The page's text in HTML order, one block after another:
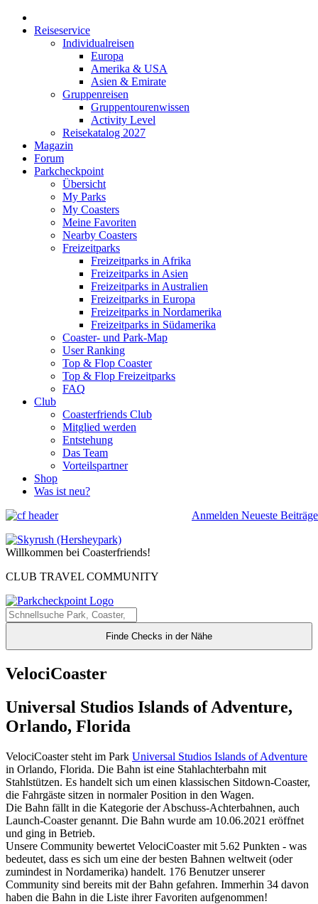
Reiseservice
Individualreisen
Europa
Amerika & USA
Asien & Emirate
Gruppenreisen
Gruppentourenwissen
Activity Level
Reisekatalog 2027
Magazin
Forum
Parkcheckpoint
Übersicht
My Parks
My Coasters
Meine Favoriten
Nearby Coasters
Freizeitparks
Freizeitparks in Afrika
Freizeitparks in Asien
Freizeitparks in Australien
Freizeitparks in Europa
Freizeitparks in Nordamerika
Freizeitparks in Südamerika
Coaster- und Park-Map
User Ranking
Top & Flop Coaster
Top & Flop Freizeitparks
FAQ
Club
Coasterfriends Club
Mitglied werden
Entstehung
Das Team
Vorteilspartner
Shop
Was ist neu?
Anmelden Neueste Beiträge
Willkommen bei Coasterfriends!
CLUB TRAVEL COMMUNITY
Finde Checks in der Nähe
VelociCoaster
Universal Studios Islands of Adventure,
Orlando, Florida
VelociCoaster steht im Park Universal Studios Islands of Adventure
in Orlando, Florida. Die Bahn ist eine Stahlachterbahn mit
Stahlstützen. Es handelt sich um einen klassischen Sitdown-Coaster,
die Fahrgäste sitzen in normaler Position in den Wagen.
Die Bahn fällt in die Kategorie der Abschuss-Achterbahnen, auch
Launch-Coaster genannt. Die Bahn wurde am 10.06.2021 eröffnet
und ging in Betrieb.
Unsere Community bewertet VelociCoaster mit 5.62 Punkten - was
bedeutet, dass es sich um eine der besten Bahnen weltweit (oder
zumindest in Nordamerika) handelt. 176 Benutzer unserer
Community sind bereits mit der Bahn gefahren. Immerhin 34 davon
haben die Bahn in die Liste ihrer Favoriten aufgenommen!